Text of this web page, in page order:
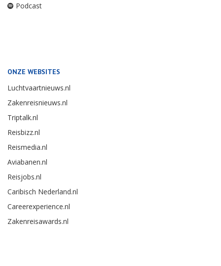
Podcast
ONZE WEBSITES
Luchtvaartnieuws.nl
Zakenreisnieuws.nl
Triptalk.nl
Reisbizz.nl
Reismedia.nl
Aviabanen.nl
Reisjobs.nl
Caribisch Nederland.nl
Careerexperience.nl
Zakenreisawards.nl